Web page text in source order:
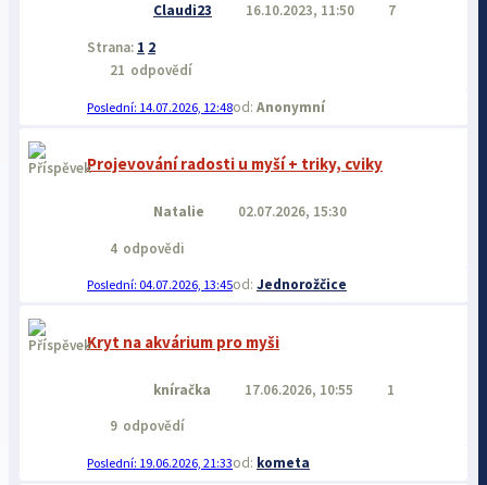
Claudi23 16.10.2023, 11:50
7
Strana: 1 2
21 odpovědí
14.07.2026, 12:48 Anonymní
Projevování radosti u myší + triky, cviky
Natalie
02.07.2026, 15:30
4 odpovědi
04.07.2026, 13:45 Jednorožčice
Kryt na akvárium pro myši
kníračka 17.06.2026, 10:55
1
9 odpovědí
19.06.2026, 21:33 kometa